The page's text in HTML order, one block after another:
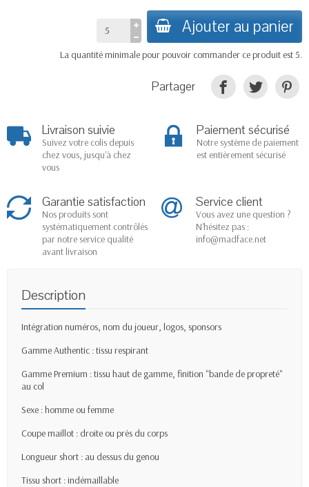
Ajouter au panier
La quantité minimale pour pouvoir commander ce produit est 5.
Partager
Livraison suivie
Suivez votre colis depuis
chez vous, jusqu'à chez
vous
Paiement sécurisé
Notre système de paiement
est entièrement sécurisé
Garantie satisfaction
Nos produits sont
systématiquement contrôlés
par notre service qualité
avant livraison
Service client
Vous avez une question ?
N'hésitez pas :
info@madface.net
Description
Intégration numéros, nom du joueur, logos, sponsors
Gamme Authentic : tissu respirant
Gamme Premium : tissu haut de gamme, finition "bande de propreté"
au col
Sexe : homme ou femme
Coupe maillot : droite ou près du corps
Longueur short : au dessus du genou
Tissu short : indémaillable